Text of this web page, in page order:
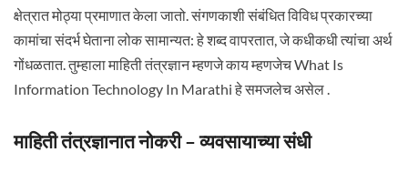
क्षेत्रात मोठ्या प्रमाणात केला जातो. संगणकाशी संबंधित विविध प्रकारच्या
कामांचा संदर्भ घेताना लोक सामान्यत: हे शब्द वापरतात, जे कधीकधी त्यांचा अर्थ
गोंधळतात. तुम्हाला माहिती तंत्रज्ञान म्हणजे काय म्हणजेच What Is
Information Technology In Marathi हे समजलेच असेल .
माहिती तंत्रज्ञानात नोकरी – व्यवसायाच्या संधी